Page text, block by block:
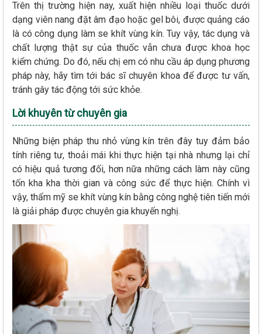
Trên thị trường hiện nay, xuất hiện nhiều loại thuốc dưới
dạng viên nang đặt âm đạo hoặc gel bôi, được quảng cáo
là có công dụng làm se khít vùng kín. Tuy vậy, tác dụng và
chất lượng thật sự của thuốc vẫn chưa được khoa học
kiểm chứng. Do đó, nếu chị em có nhu cầu áp dụng phương
pháp này, hãy tìm tới bác sĩ chuyên khoa để được tư vấn,
tránh gây tác động tới sức khỏe.
Lời khuyên từ chuyên gia
Những biện pháp thu nhỏ vùng kín trên đây tuy đảm bảo
tính riêng tư, thoải mái khi thực hiện tại nhà nhưng lại chỉ
có hiệu quả tương đối, hơn nữa những cách làm này cũng
tốn kha kha thời gian và công sức để thực hiện. Chính vì
vậy, thẩm mỹ se khít vùng kín bằng công nghệ tiên tiến mới
là giải pháp được chuyên gia khuyến nghị.